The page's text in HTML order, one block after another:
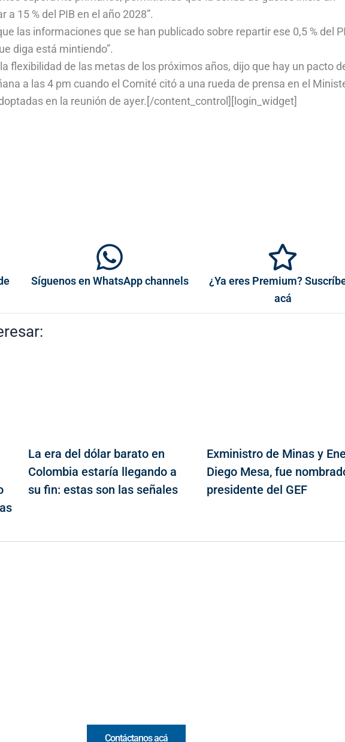
15 % del PIB en el año 2028”.
las informaciones que se han publicado sobre repartir ese 0,5 % del
diga está mintiendo”.
flexibilidad de las metas de los próximos años, dijo que hay un pacto
a las 4 pm cuando el Comité citó a una rueda de prensa en el
en la reunión de ayer.[/content_control][login_widget]
Síguenos en WhatsApp channels
¿Ya eres Premium?
acá
La era del dólar barato en
Colombia estaría llegando a
su fin: estas son las señales
Exministro de Minas y
Diego Mesa, fue
presidente del GEF
Contáctanos acá